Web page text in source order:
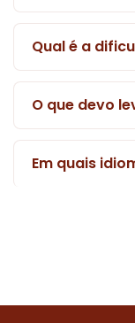
Qual é a
O que devo
Em quais